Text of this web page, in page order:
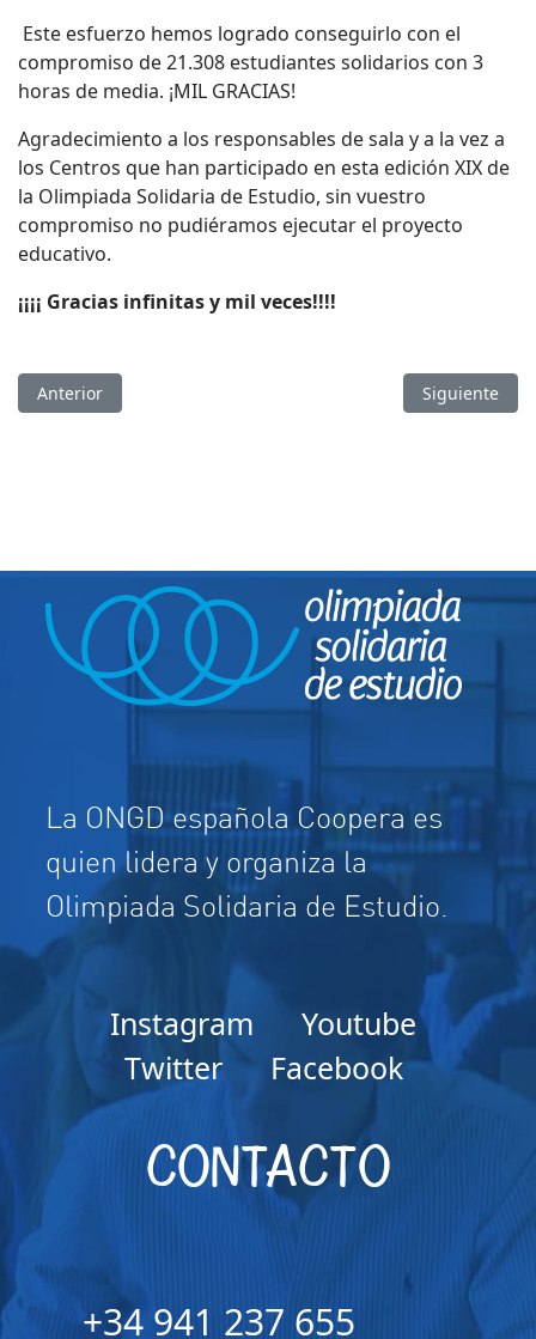
Este esfuerzo hemos logrado conseguirlo con el
compromiso de 21.308 estudiantes solidarios con 3
horas de media. ¡MIL GRACIAS!
Agradecimiento a los responsables de sala y a la vez a
los Centros que han participado en esta edición XIX de
la Olimpiada Solidaria de Estudio, sin vuestro
compromiso no pudiéramos ejecutar el proyecto
educativo.
¡¡¡¡ Gracias infinitas y mil veces!!!!
Artículo anterior: Biblioteca Badalona entrega regalos para
Anterior Artículo
Siguiente
La ONGD española Coopera es
quien lidera y organiza la
Olimpiada Solidaria de Estudio.
Instagram
Youtube
Twitter
Facebook
CONTACTO
+34 941 237 655